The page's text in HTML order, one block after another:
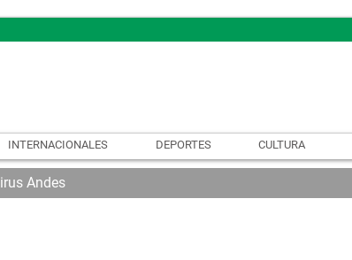
INTERNACIONALES DEPORTES CULTURA
Andes